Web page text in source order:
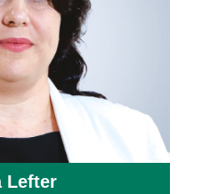
Lefter